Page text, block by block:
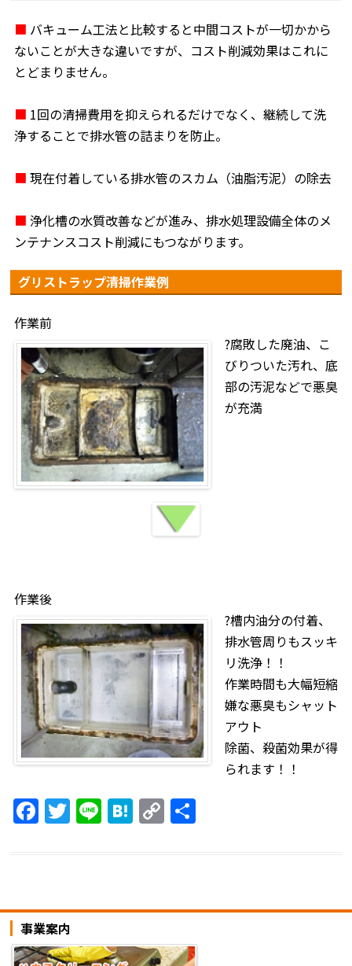
■ バキューム工法と比較すると中間コストが一切かから
ないことが大きな違いですが、コスト削減効果はこれに
とどまりません。
■ 1回の清掃費用を抑えられるだけでなく、継続して洗
浄することで排水管の詰まりを防止。
■ 現在付着している排水管のスカム（油脂汚泥）の除去
■ 浄化槽の水質改善などが進み、排水処理設備全体のメ
ンテナンスコスト削減にもつながります。
グリストラップ清掃作業例
作業前
?腐敗した廃油、こ
びりついた汚れ、底
部の汚泥などで悪臭
が充満
作業後
?槽内油分の付着、
排水管周りもスッキ
リ洗浄！！
作業時間も大幅短縮
嫌な悪臭もシャット
アウト
除菌、殺菌効果が得
られます！！
F
a
b
o
T
w
Li
n
H
at
a
C
o
Li
n
事業案内